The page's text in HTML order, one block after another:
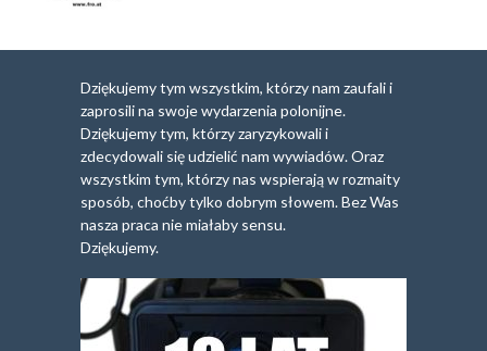
Dziękujemy tym wszystkim, którzy nam zaufali i
zaprosili na swoje wydarzenia polonijne.
Dziękujemy tym, którzy zaryzykowali i
zdecydowali się udzielić nam wywiadów. Oraz
wszystkim tym, którzy nas wspierają w rozmaity
sposób, choćby tylko dobrym słowem. Bez Was
nasza praca nie miałaby sensu.
Dziękujemy.